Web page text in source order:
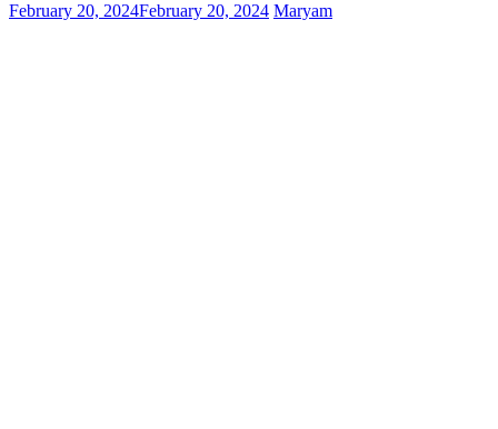
February 20, 2024February 20, 2024 Maryam